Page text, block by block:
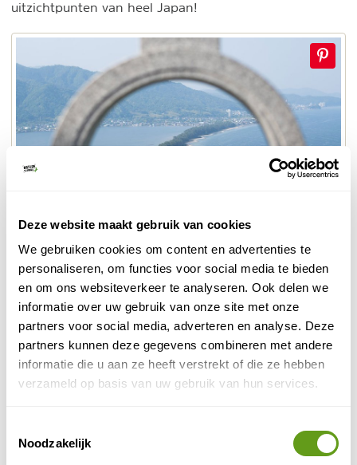
Deze website maakt gebruik van cookies
We gebruiken cookies om content en advertenties te
personaliseren, om functies voor social media te bieden
en om ons websiteverkeer te analyseren. Ook delen we
informatie over uw gebruik van onze site met onze
partners voor social media, adverteren en analyse. Deze
partners kunnen deze gegevens combineren met andere
informatie die u aan ze heeft verstrekt of die ze hebben
verzameld op basis van uw gebruik van hun services.
Noodzakelijk
uitzichtpunten van heel Japan!
© Travelbase
Amanohashidate
Je kijkt uit over de landtong die enkele kilometers lang
en op sommige plekken maar 25 meter breed is. Het
verhaal gaat dat een draak hier uit de hemel kwam om
de baai te beschermen. Vandaar dat de landtong ook
wel 'de brug naar de hemel' genoemd wordt.
natuurfenomeen ervaren. Vanaf uitkijkpunt